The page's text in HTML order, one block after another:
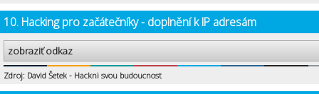
10. Hacking pro začátečníky - doplnění k IP adresám
zobraziť odkaz
Zdroj: David Šetek - Hackni svou budoucnost